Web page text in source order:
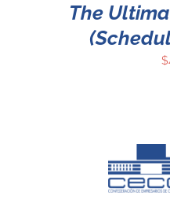
The
$